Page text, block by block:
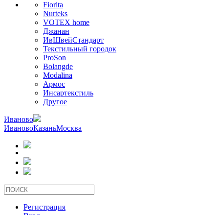
Fiorita
Nurteks
VOTEX home
Джанан
ИвШвейСтандарт
Текстильный городок
ProSon
Bolangde
Modalina
Армос
Инсартекстиль
Другое
Иваново
ИвановоКазаньМосква
Регистрация